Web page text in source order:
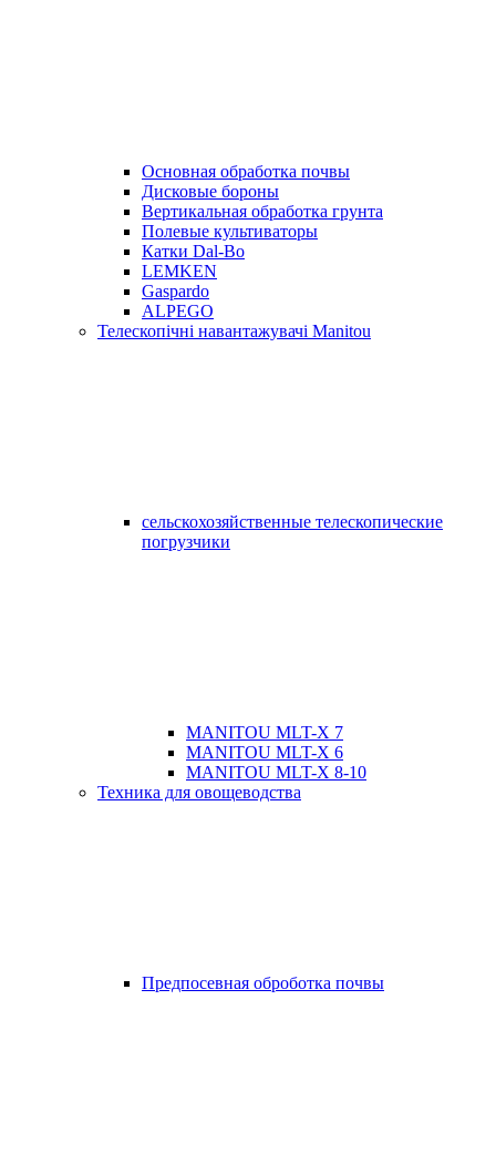
Основная обработка почвы
Дисковые бороны
Вертикальная обработка грунта
Полевые культиваторы
Катки Dal-Bo
LEMKEN
Gaspardo
ALPEGO
Телескопічні навантажувачі Manitou
сельскохозяйственные телескопические
погрузчики
MANITOU MLT-X 7
MANITOU MLT-X 6
MANITOU MLT-X 8-10
Техника для овощеводства
Предпосевная оброботка почвы